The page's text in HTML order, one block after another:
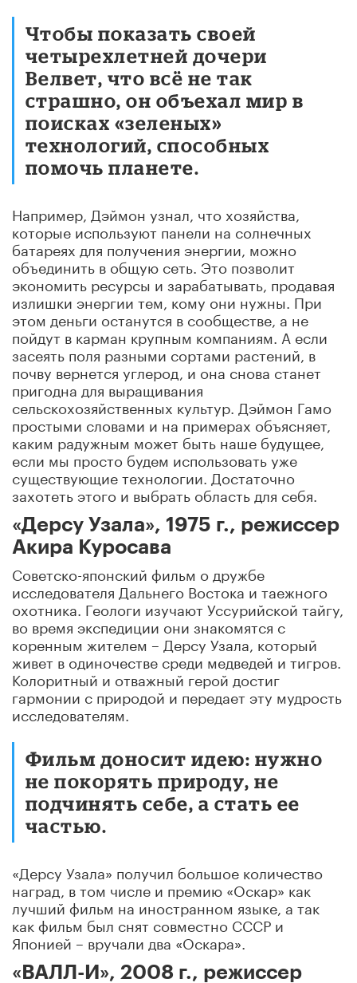
Чтобы показать своей
четырехлетней дочери
Велвет, что всё не так
страшно, он объехал мир в
поисках «зеленых»
технологий, способных
помочь планете.
Например, Дэймон узнал, что хозяйства,
которые используют панели на солнечных
батареях для получения энергии, можно
объединить в общую сеть. Это позволит
экономить ресурсы и зарабатывать, продавая
излишки энергии тем, кому они нужны. При
этом деньги останутся в сообществе, а не
пойдут в карман крупным компаниям. А если
засеять поля разными сортами растений, в
почву вернется углерод, и она снова станет
пригодна для выращивания
сельскохозяйственных культур. Дэймон Гамо
простыми словами и на примерах объясняет,
каким радужным может быть наше будущее,
если мы просто будем использовать уже
существующие технологии. Достаточно
захотеть этого и выбрать область для себя.
«Дерсу Узала», 1975 г., режиссер
Акира Куросава
Советско-японский фильм о дружбе
исследователя Дальнего Востока и таежного
охотника. Геологи изучают Уссурийской тайгу,
во время экспедиции они знакомятся с
коренным жителем – Дерсу Узала, который
живет в одиночестве среди медведей и тигров.
Колоритный и отважный герой достиг
гармонии с природой и передает эту мудрость
исследователям.
Фильм доносит идею: нужно
не покорять природу, не
подчинять себе, а стать ее
частью.
«Дерсу Узала» получил большое количество
наград, в том числе и премию «Оскар» как
лучший фильм на иностранном языке, а так
как фильм был снят совместно СССР и
Японией – вручали два «Оскара».
«ВАЛЛ-И», 2008 г., режиссер